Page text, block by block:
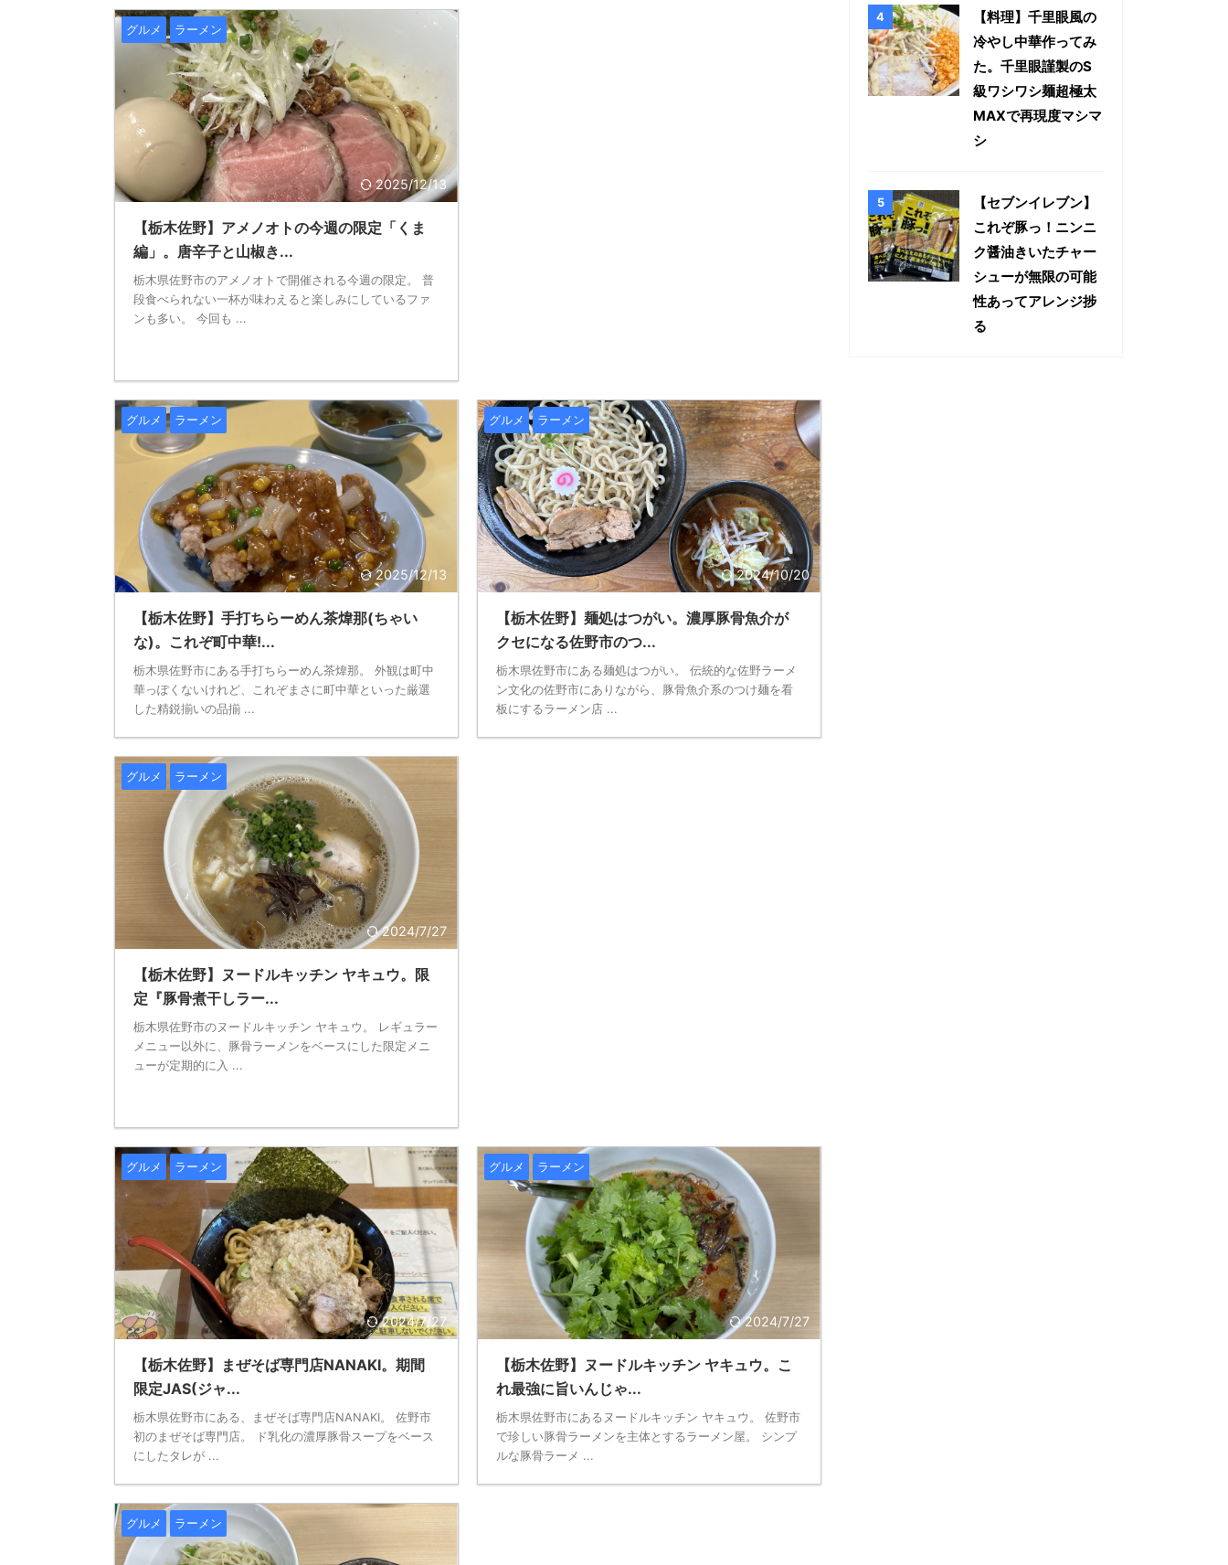
2025/12/13
グルメ ラーメン
【栃木佐野】アメノオトの今週の限定「くま
編」。唐辛子と山椒き...
栃木県佐野市のアメノオトで開催される今週の限定。 普
段食べられない一杯が味わえると楽しみにしているファ
ンも多い。 今回も ...
2025/12/13
グルメ ラーメン
【栃木佐野】手打ちらーめん茶煒那(ちゃい
な)。これぞ町中華!...
栃木県佐野市にある手打ちらーめん茶煒那。 外観は町中
華っぽくないけれど、これぞまさに町中華といった厳選
した精鋭揃いの品揃 ...
2024/10/20
グルメ ラーメン
【栃木佐野】麺処はつがい。濃厚豚骨魚介が
クセになる佐野市のつ...
栃木県佐野市にある麺処はつがい。 伝統的な佐野ラーメ
ン文化の佐野市にありながら、豚骨魚介系のつけ麺を看
板にするラーメン店 ...
2024/7/27
グルメ ラーメン
【栃木佐野】ヌードルキッチン ヤキュウ。限
定『豚骨煮干しラー...
栃木県佐野市のヌードルキッチン ヤキュウ。 レギュラー
メニュー以外に、豚骨ラーメンをベースにした限定メニ
ューが定期的に入 ...
2024/7/27
グルメ ラーメン
【栃木佐野】まぜそば専門店NANAKI。期間
限定JAS(ジャ...
栃木県佐野市にある、まぜそば専門店NANAKI。 佐野市
初のまぜそば専門店。 ド乳化の濃厚豚骨スープをベース
にしたタレが ...
2024/7/27
グルメ ラーメン
【栃木佐野】ヌードルキッチン ヤキュウ。こ
れ最強に旨いんじゃ...
栃木県佐野市にあるヌードルキッチン ヤキュウ。 佐野市
で珍しい豚骨ラーメンを主体とするラーメン屋。 シンプ
ルな豚骨ラーメ ...
グルメ ラーメン
【料理】千里眼風の
冷やし中華作ってみ
た。千里眼謹製のS
級ワシワシ麺超極太
MAXで再現度マシマ
シ
【セブンイレブン】
これぞ豚っ！ニンニ
ク醤油きいたチャー
シューが無限の可能
性あってアレンジ捗
る